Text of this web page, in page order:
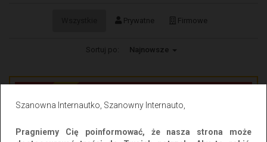
Prywatne Firmowe
Sortuj po: Najnowsze
WYRÓŻNIONE
Szanowna Internautko, Szanowny Internauto,
Pragniemy Cię poinformować, że nasza strona może